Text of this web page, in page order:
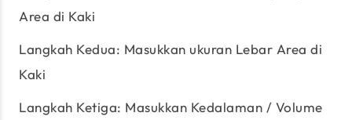
Area di Kaki
Langkah Kedua: Masukkan ukuran Lebar Area di
Kaki
Langkah Ketiga: Masukkan Kedalaman / Volume